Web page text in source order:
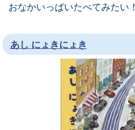
おなかいっぱいたべてみたい！
あし にょきにょき